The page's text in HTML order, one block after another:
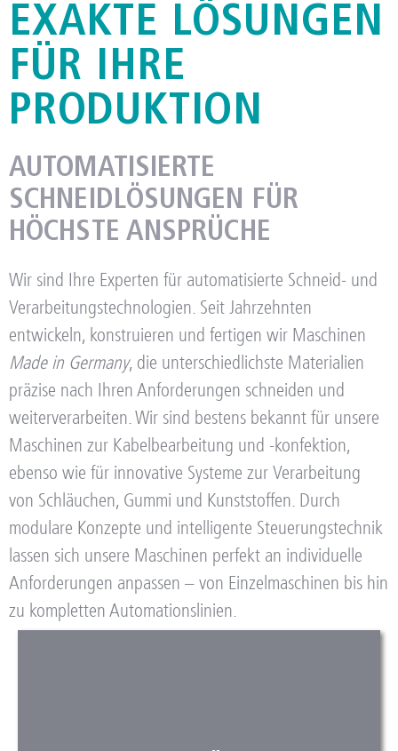
DIE GANZE WELT DER
KABELBEARBEITUNG
MEHR
EXAKTE LÖSUNGEN
FÜR IHRE
PRODUKTION
AUTOMATISIERTE
SCHNEIDLÖSUNGEN FÜR
HÖCHSTE ANSPRÜCHE
Wir sind Ihre Experten für automatisierte Schneid- und
Verarbeitungstechnologien. Seit Jahrzehnten
entwickeln, konstruieren und fertigen wir Maschinen
Made in Germany, die unterschiedlichste Materialien
präzise nach Ihren Anforderungen schneiden und
weiterverarbeiten.Wir sind bestens bekannt für unsere
Maschinen zur Kabelbearbeitung und -konfektion,
ebenso wie für innovative Systeme zur Verarbeitung
von Schläuchen, Gummi und Kunststoffen. Durch
modulare Konzepte und intelligente Steuerungstechnik
lassen sich unsere Maschinen perfekt an individuelle
Anforderungen anpassen – von Einzelmaschinen bis hin
zu kompletten Automationslinien.